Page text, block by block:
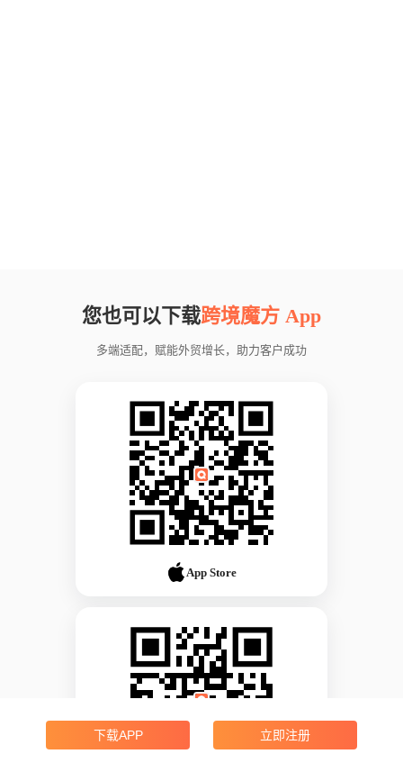
您也可以下载跨境魔方 App
多端适配，赋能外贸增长，助力客户成功
App Store
下载APP 立即注册